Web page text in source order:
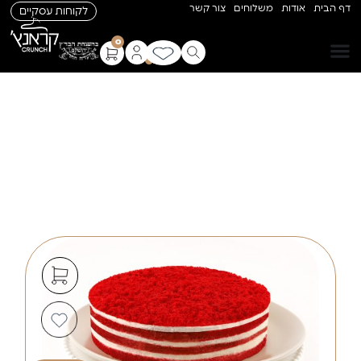
דף הבית אודות משלוחים צור קשר לקוחות עסקיים
0